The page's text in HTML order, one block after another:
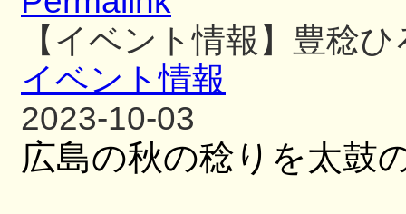
【イベント情報】豊稔
イベント情報
2023-10-03
広島の秋の稔りを太鼓